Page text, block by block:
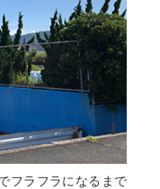
フラフラになるまで